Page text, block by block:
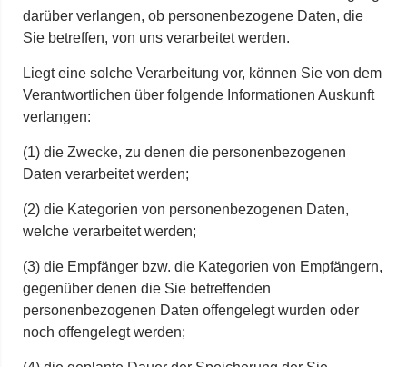
darüber verlangen, ob personenbezogene Daten, die
Sie betreffen, von uns verarbeitet werden.
Liegt eine solche Verarbeitung vor, können Sie von dem
Verantwortlichen über folgende Informationen Auskunft
verlangen:
(1) die Zwecke, zu denen die personenbezogenen
Daten verarbeitet werden;
(2) die Kategorien von personenbezogenen Daten,
welche verarbeitet werden;
(3) die Empfänger bzw. die Kategorien von Empfängern,
gegenüber denen die Sie betreffenden
personenbezogenen Daten offengelegt wurden oder
noch offengelegt werden;